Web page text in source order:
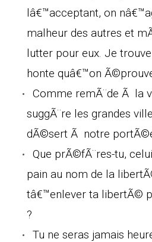
lâ€™acceptant, on
malheur des autres et
lutter pour eux. Je
honte quâ€™on
Comme remÃ¨de Ã la
suggÃ¨re les grandes
dÃ©sert Ã notre
Que prÃ©fÃ¨res-tu,
pain au nom de la
tâ€™enlever ta libertÃ©
?
Tu ne seras jamais